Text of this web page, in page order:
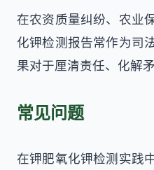
在农资质量纠纷、农业
化钾检测报告常作为司
果对于厘清责任、化解
常见问题
在钾肥氧化钾检测实践